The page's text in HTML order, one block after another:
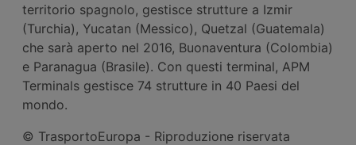
territorio spagnolo, gestisce strutture a Izmir
(Turchia), Yucatan (Messico), Quetzal (Guatemala)
che sarà aperto nel 2016, Buonaventura (Colombia)
e Paranagua (Brasile). Con questi terminal, APM
Terminals gestisce 74 strutture in 40 Paesi del
mondo.
© TrasportoEuropa - Riproduzione riservata